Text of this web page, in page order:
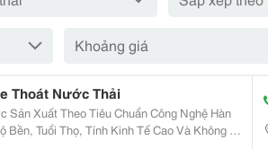
Khoảng giá
Thoát Nước Thải
Xuất Theo Tiêu Chuẩn Công Nghệ Hàn
Tuổi Thọ, Tính Kinh Tế Cao Và Không Bị